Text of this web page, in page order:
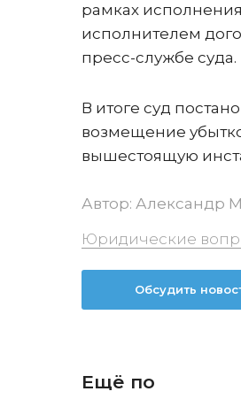
рамках
исполнителем
пресс-службе суда.
В итоге суд
возмещение
вышестоящую
Автор: Александр
Юридические
Обсудить
Ещё по